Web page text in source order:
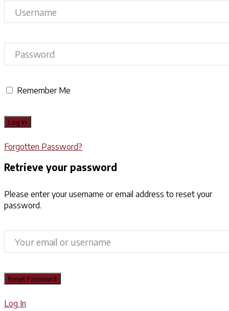
Remember Me
Forgotten Password?
Retrieve your password
Please enter your username or email address to reset your
password.
Log In